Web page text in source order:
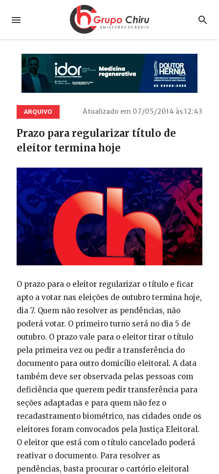
ARQUIVO Atualizado em 07/05/2014 às 12:43
Prazo para regularizar título de
eleitor termina hoje
O prazo para o eleitor regularizar o título e ficar
apto a votar nas eleições de outubro termina hoje,
dia 7. Quem não resolver as pendências, não
poderá votar. O primeiro turno será no dia 5 de
outubro. O prazo vale para o eleitor tirar o título
pela primeira vez ou pedir a transferência do
documento para outro domicílio eleitoral. A data
também deve ser observada pelas pessoas com
deficiência que querem pedir transferência para
seções adaptadas e para quem não fez o
recadastramento biométrico, nas cidades onde os
eleitores foram convocados pela Justiça Eleitoral.
O eleitor que está com o título cancelado poderá
reativar o documento. Para resolver as
pendências, basta procurar o cartório eleitoral